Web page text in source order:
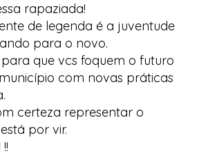
rapaziada!
de legenda é a juventude
para o novo.
que vcs foquem o futuro
com novas práticas
certeza representar o
por vir.